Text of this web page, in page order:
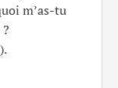
m’as-tu